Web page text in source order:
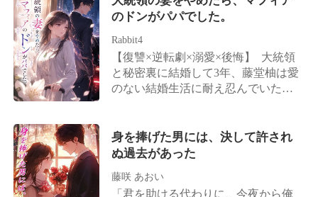
ち：「…………」パパってば、もし
ちの顔は、目の前にいる彼とどう見
ても瓜二つなのだから！
く人間に目くじらを立てる必要があ
るのか？」 悪びれない夫の態度と家
族の冷たい視線に心底失望した篠崎
梨夏は、離婚協議書を残し、身一つ
で家を出る。 周囲の誰もが、これは
専業主婦が夫の気を引くための駆け
ップクラスの調香師、バイオリンの
巨匠、ベストセラー作家――それら
は。 滝沢正司はそこで初めて、かつ
ルを脱ぎ捨て、婚約者の宿敵である
氷室晃を呼び止めた。「氷室社長、
私を奪う勇気、ありますか？」 晃は
美しい瞳で彼女を見つめた。「君が
嫁ぐ覚悟があるなら、俺はもらう覚
悟がある」 しかし、彼女が本当に晃
いて懇願した。「栞……もう一度だ
け、やり直させてくれないか」 晃は
栞の腰を抱き寄せ、冷ややかに彼を
見下ろした。「彼女は俺の妻だ。義
姉さんと呼ぶべきだな!」
のドンがパパでした。
Rabbit4
【復讐×逆転劇×溺愛×後悔】 大統領
と秘密裏に結婚して3年、藤堂柚は愛
のない結婚生活に耐え忍んでいた。
した。彼が放った「おばさん」とい
う冷たい一言が、3年間の情を完全に
母親が8ヶ月もの間待ち続けた移植用
身を捧げた男には、決して許され
ぬ過去があった
藤咲 あおい
「君を助ける代わりに、今夜から俺